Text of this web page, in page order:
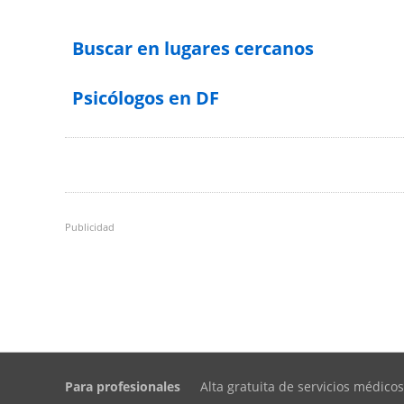
Buscar en lugares cercanos
Psicólogos en DF
Publicidad
Para profesionales Alta gratuita de servicios médicos